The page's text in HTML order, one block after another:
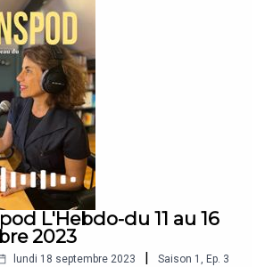
la concurrence des big
croisière, la relation avec les villes
annonce de nouvelles
#croisière #maritime
L'Hebdo-du 11 au 16
2023
lundi 18 septembre 2023 Saison 1 , Ep. 3